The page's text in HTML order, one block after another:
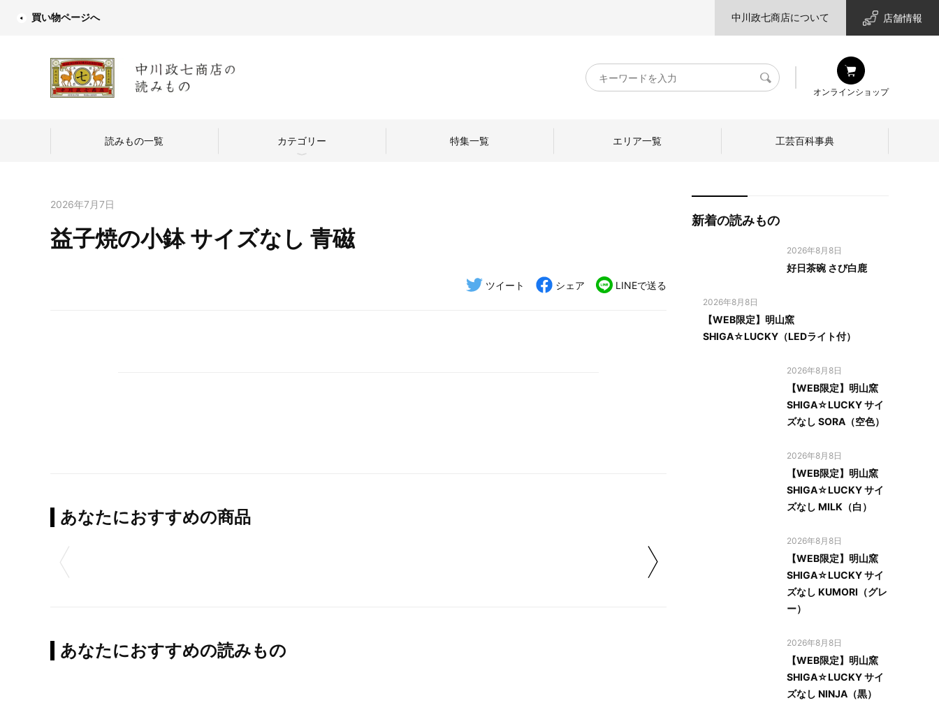
買い物ページへ 中川政七商店について 店舗情報
キ
ー
検
オンラインショップ
読みもの一覧 カテゴリー
中川政七商店のものづくり
特集一覧 エリア一覧 工芸百科事典
2026年7月7日
益子焼の小鉢 サイズなし 青磁
ツイート シェア LINEで送る
あなたにおすすめの商品
あなたにおすすめの読みもの
新着の読みもの
2026年8月8日
好日茶碗 さび白鹿
2026年8月8日
【WEB限定】明山窯
SHIGA☆LUCKY（LEDライト付）
2026年8月8日
【WEB限定】明山窯
SHIGA☆LUCKY サイ
ズなし SORA（空色）
2026年8月8日
【WEB限定】明山窯
SHIGA☆LUCKY サイ
ズなし MILK（白）
2026年8月8日
【WEB限定】明山窯
SHIGA☆LUCKY サイ
ズなし KUMORI（グレ
ー）
2026年8月8日
【WEB限定】明山窯
SHIGA☆LUCKY サイ
ズなし NINJA（黒）